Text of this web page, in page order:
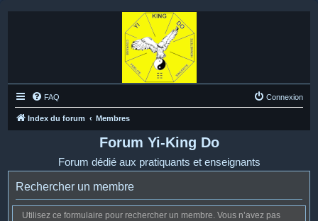
FAQ Connexion
Index du forum Membres
Forum Yi-King Do
Forum dédié aux pratiquants et enseignants
Rechercher un membre
Utilisez ce formulaire pour rechercher un membre. Vous n’avez pas